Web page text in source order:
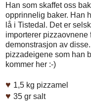
Han som skaffet oss
opprinnelig baker. Han
lå i Tistedal. Det er
importerer pizzaovnene
demonstrasjon av
pizzadeigene som han
kommer her :-)
♥ 1,5 kg pizzamel
♥ 35 gr salt